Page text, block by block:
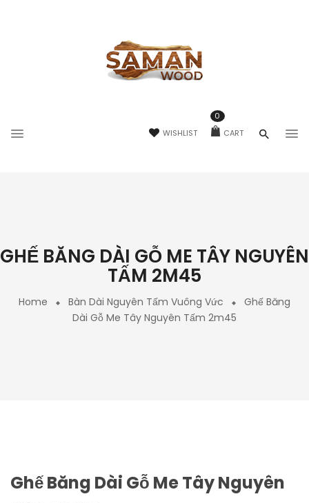
WISHLIST CART
0
GHẾ BĂNG DÀI GỖ ME TÂY NGUYÊN
TẤM 2M45
Home Bàn Dài Nguyên Tấm Vuông Vức
Ghế Băng
Dài Gỗ Me Tây Nguyên Tấm 2m45
Ghế Băng Dài Gỗ Me Tây Nguyên